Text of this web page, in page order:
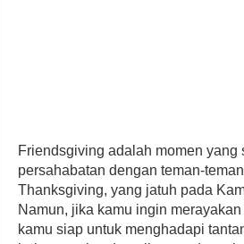
Friendsgiving adalah momen
persahabatan dengan teman-
Thanksgiving, yang jatuh pada
Namun, jika kamu ingin
kamu siap untuk menghadapi